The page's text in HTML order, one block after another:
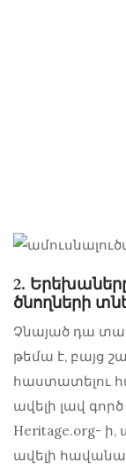
2.
ծնողների
Չնայած դա
թեմա է, բայց
հաստատելու
ավելի լավ
Heritage.org-
ավելի